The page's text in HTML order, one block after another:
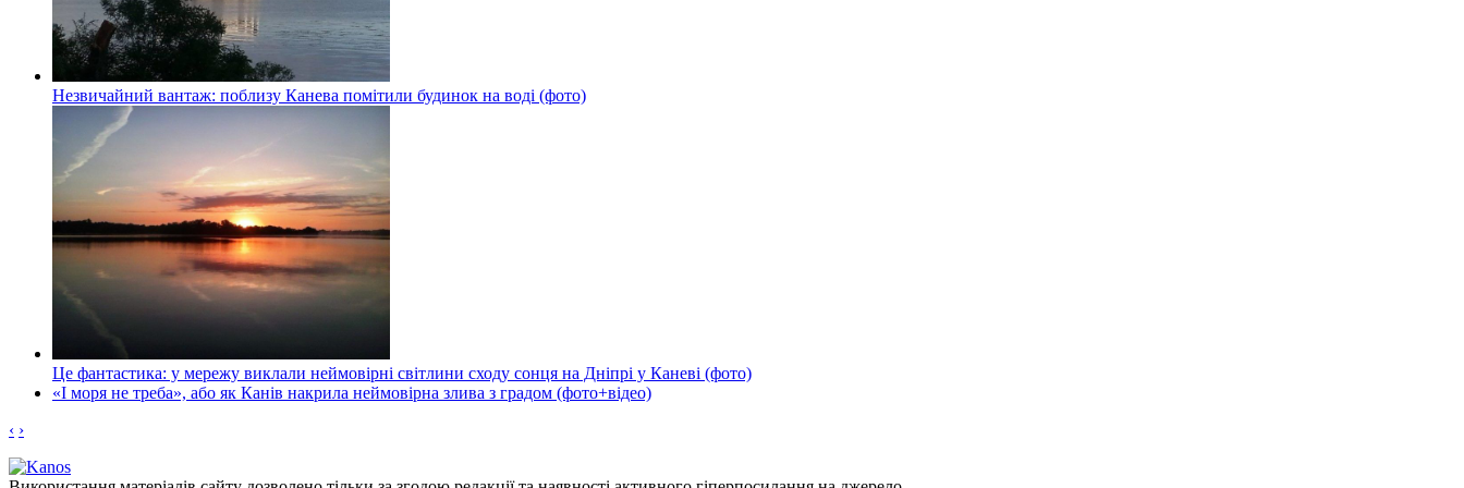
Незвичайний вантаж: поблизу Канева помітили будинок на воді (фото)
Це фантастика: у мережу виклали неймовірні світлини сходу сонця на Дніпрі у Каневі (фото)
«І моря не треба», або як Канів накрила неймовірна злива з градом (фото+відео)
‹ ›